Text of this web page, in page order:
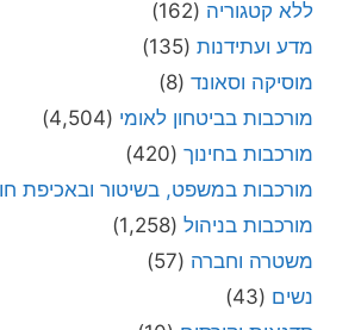
ללא קטגוריה (162)
מדע ועתידנות (135)
מוסיקה וסאונד (8)
מורכבות בביטחון לאומי (4,504)
מורכבות בחינוך (420)
מורכבות במשפט, בשיטור ובאכיפת
מורכבות בניהול (1,258)
משטרה וחברה (57)
נשים (43)